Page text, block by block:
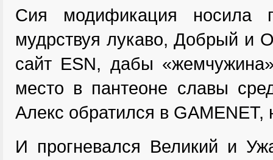
Сия модификация носила
мудрствуя лукаво, Добрый и
сайт ESN, дабы
место в пантеоне славы
Алекс обратился в
И прогневался Великий и